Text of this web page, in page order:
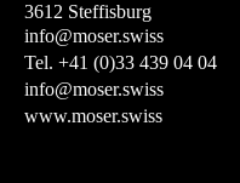
3612 Steffisburg
info@moser.swiss
Tel. +41 (0)33 439 04 04
info@moser.swiss
www.moser.swiss